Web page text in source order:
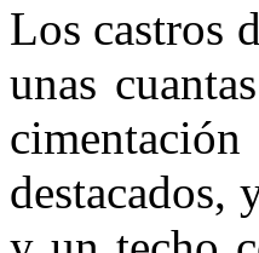
Los castros
unas
destacados,